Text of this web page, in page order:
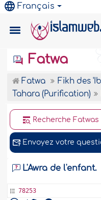
Français
Fatwa
Fatwa
Fikh des
Tahara (Purification)
Recherche Fatwas
Envoyez votre
L'Awra de l'enfant.
78253